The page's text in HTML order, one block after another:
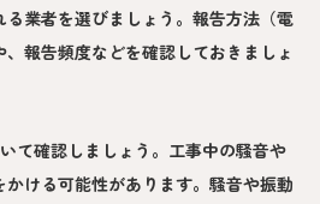
業者を選びましょう。報告方法（電
報告頻度などを確認しておきましょ
て確認しましょう。工事中の騒音や
ける可能性があります。騒音や振動